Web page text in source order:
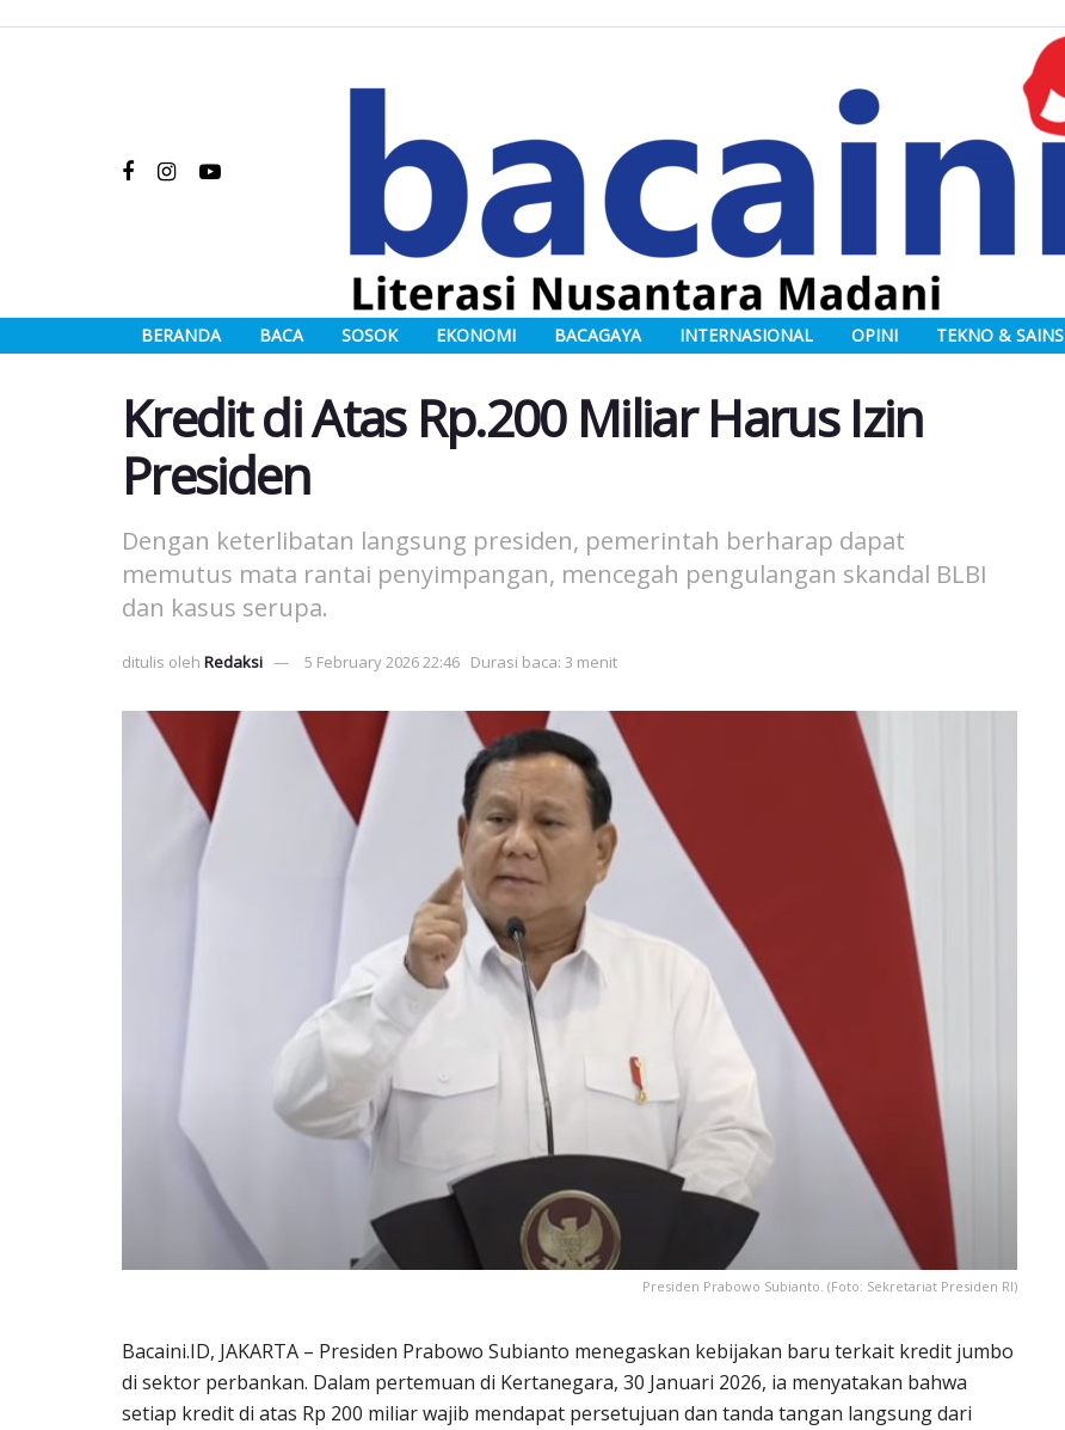
BERANDA BACA SOSOK EKONOMI BACAGAYA INTERNASIONAL OPINI TEKNO & SAINS
Kredit di Atas Rp.200 Miliar Harus Izin
Presiden
Dengan keterlibatan langsung presiden, pemerintah berharap dapat
memutus mata rantai penyimpangan, mencegah pengulangan skandal BLBI
dan kasus serupa.
ditulis oleh Redaksi 5 February 2026 22:46 Durasi baca: 3 menit
Presiden Prabowo Subianto. (Foto: Sekretariat Presiden RI)
Bacaini.ID, JAKARTA – Presiden Prabowo Subianto menegaskan kebijakan baru terkait kredit jumbo
di sektor perbankan. Dalam pertemuan di Kertanegara, 30 Januari 2026, ia menyatakan bahwa
setiap kredit di atas Rp 200 miliar wajib mendapat persetujuan dan tanda tangan langsung dari